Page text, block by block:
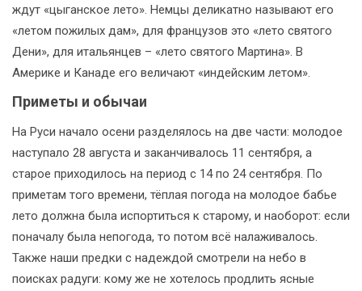
ждут «цыганское лето». Немцы деликатно называют его
«летом пожилых дам», для французов это «лето святого
Дени», для итальянцев – «лето святого Мартина». В
Америке и Канаде его величают «индейским летом».
Приметы и обычаи
На Руси начало осени разделялось на две части: молодое
наступало 28 августа и заканчивалось 11 сентября, а
старое приходилось на период с 14 по 24 сентября. По
приметам того времени, тёплая погода на молодое бабье
лето должна была испортиться к старому, и наоборот: если
поначалу была непогода, то потом всё налаживалось.
Также наши предки с надеждой смотрели на небо в
поисках радуги: кому же не хотелось продлить ясные